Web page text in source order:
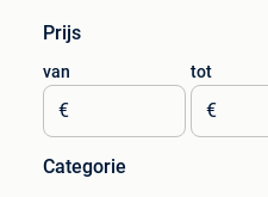
Prijs
van
€
tot
€
Categorie